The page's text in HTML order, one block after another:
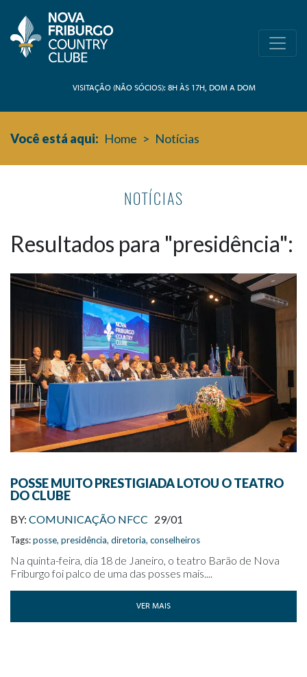
VISITAÇÃO (NÃO SÓCIOS): 8H ÀS 17H, DOM A DOM
Você está aqui: Home > Notícias
NOTÍCIAS
Resultados para "presidência":
POSSE MUITO PRESTIGIADA LOTOU O TEATRO
DO CLUBE
BY: COMUNICAÇÃO NFCC 29/01
Tags:posse, presidência, diretoria, conselheiros
Na quinta-feira, dia 18 de Janeiro, o teatro Barão de Nova
Friburgo foi palco de uma das posses mais....
VER MAIS